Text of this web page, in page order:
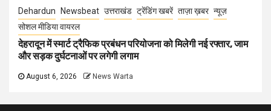
Dehardun Newsbeat उत्तराखंड ट्रेंडिंग खबरें ताज़ा ख़बर न्यूज़
सोशल मीडिया वायरल
देहरादून में स्मार्ट ट्रैफिक प्रबंधन परियोजना को मिलेगी नई रफ्तार, जाम
और सड़क दुर्घटनाओं पर लगेगी लगाम
August 6, 2026 News Warta